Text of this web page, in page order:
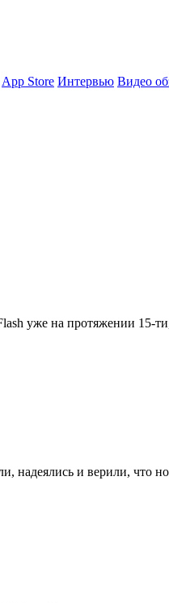
App Store Интервью Видео
уже на протяжении 15-
надеялись и верили, что